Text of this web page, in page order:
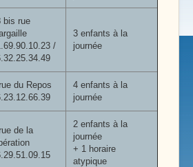
bis rue
/
3 enfants à la
journée
du Repos
4 enfants à la
journée
de la
2 enfants à la
journée
+ 1 horaire
atypique